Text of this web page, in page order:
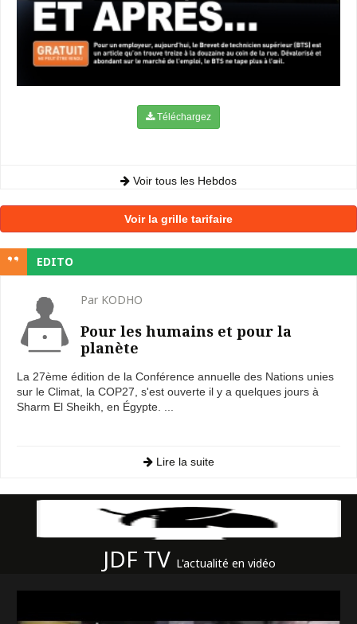
Téléchargez
Voir tous les Hebdos
Voir la grille tarifaire
EDITO
Par KODHO
Pour les humains et pour la
planète
La 27ème édition de la Conférence annuelle des Nations unies
sur le Climat, la COP27, s'est ouverte il y a quelques jours à
Sharm El Sheikh, en Égypte. ...
Lire la suite
JDF TV L'actualité en vidéo